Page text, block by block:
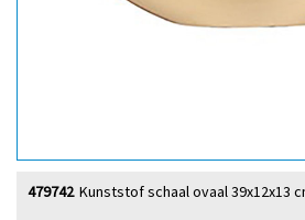
Kunststof schaal ovaal 39x12x13
479742